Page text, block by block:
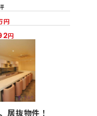
円
円
居抜物件！